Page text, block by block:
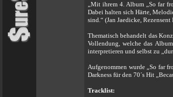
„Mit ihrem 4. Album „So far
Dabei halten sich Härte,
sind.“ (Jan Jaedicke,
Thematisch behandelt das
Vollendung, welche das
interpretieren und selbst zu
Aufgenommen wurde „So far
Darkness für den 70´s Hit
Tracklist: